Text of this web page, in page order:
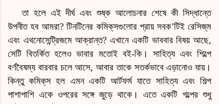
তা হলে এই দীর্ঘ এবং শুষ্ক আলোচনার শেষে কী সিদ্ধান্তে
উপনীত হব আমরা? টিনটিনের কমিক্‌সগুলোর প্রায় সবক’টিইরেসিজ্‌ম
এবং এথনোসেন্ট্রিজমে আক্রান্ত? এখানে একটি ভাববার বিষয় আছে,
সেটি বিতর্কিত হলেও ভাবার মতোই বই-কি। সাহিত্য এবং শিল্পে
বর্ণবৈষম্য বারবার চলে আসে, আবার তাকে সতর্কভাবে এড়ানোও যায়।
কিন্তুকমিক্‌সহল এমন একটি আর্টফর্ম যাতে সাহিত্য এবং শিল্প
পাশাপাশি একে ওপরের সঙ্গে জুড়ে থাকে। এতে একটি গল্পের শুধু